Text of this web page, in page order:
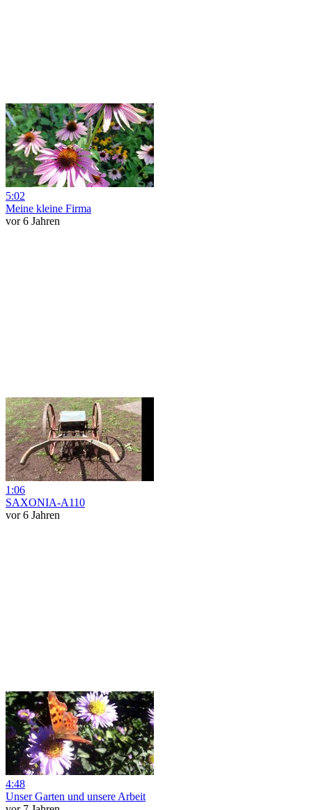
5:02
Meine kleine Firma
vor 6 Jahren
1:06
SAXONIA-A110
vor 6 Jahren
4:48
Unser Garten und unsere Arbeit